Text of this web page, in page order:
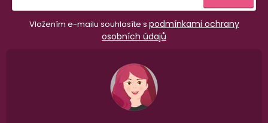
100% diskrétní balení
vypadá balíček.
Dodání do 2. dne
Vložením e-mailu souhlasíte s podmínkami ochrany
osobních údajů